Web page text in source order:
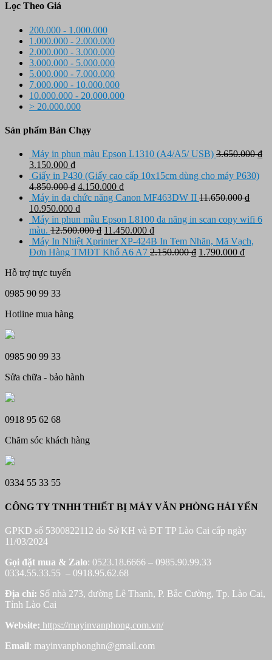
Lọc Theo Giá
200.000 - 1.000.000
1.000.000 - 2.000.000
2.000.000 - 3.000.000
3.000.000 - 5.000.000
5.000.000 - 7.000.000
7.000.000 - 10.000.000
10.000.000 - 20.000.000
> 20.000.000
Sản phẩm Bán Chạy
Máy in phun màu Epson L1310 (A4/A5/ USB) 3.650.000₫
Giá
gốc
là:
3.650.000 ₫.
3.150.000 ₫Giá
hiện
tại
là:
3.150.000 ₫.
Giấy in P430 (Giấy cao cấp 10x15cm dùng cho máy P630)
4.850.000₫ Giá
gốc
là:
4.850.000 ₫.
4.150.000 ₫Giá
hiện
là:
4.150.000 ₫.
Máy in đa chức năng Canon MF463DW II 11.650.000₫
Giá
gốc
là:
11.650.000 ₫.
10.950.000 ₫Giá
hiện
tại
là:
10.950.000 ₫.
Máy in phun mầu Epson L8100 đa năng in scan copy wifi 6
màu. 12.500.000₫ Giá
gốc
là:
11.450.000 ₫Giá
hiện
tại
Máy In Nhiệt Xprinter XP-424B In Tem Nhãn, Mã Vạch,
Đơn Hàng TMĐT Khổ A6 A7 2.150.000₫ Giá
1.790.000 ₫Giá
Hỗ trợ trực tuyến
0985 90 99 33
Hotline mua hàng
0985 90 99 33
Sửa chữa - bảo hành
0918 95 62 68
Chăm sóc khách hàng
0334 55 33 55
CÔNG TY TNHH THIẾT BỊ MÁY VĂN PHÒNG HẢI YẾN
GPKD số 5300822112 do Sở KH và ĐT TP Lào Cai cấp ngày
11/03/2024
Gọi đặt mua & Zalo: 0523.18.6666 – 0985.90.99.33
0334.55.33.55 – 0918.95.62.68
Địa chỉ: Số nhà 273, đường Lê Thanh, P. Bắc Cường, Tp. Lào Cai,
Tỉnh Lào Cai
Website: https://mayinvanphong.com.vn/
Email: mayinvanphonghn@gmail.com